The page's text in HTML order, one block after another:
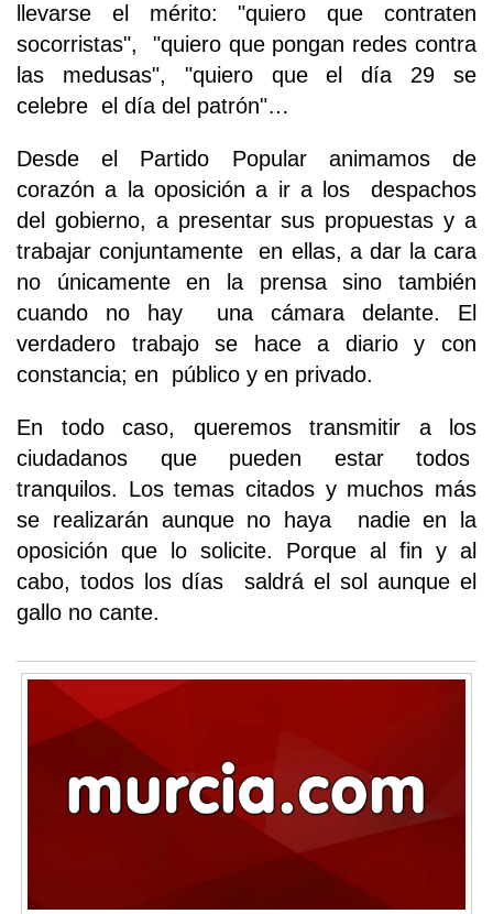
llevarse el mérito: "quiero que contraten
socorristas", "quiero que pongan redes contra
las medusas", "quiero que el día 29 se
celebre el día del patrón"…
Desde el Partido Popular animamos de
corazón a la oposición a ir a los despachos
del gobierno, a presentar sus propuestas y a
trabajar conjuntamente en ellas, a dar la cara
no únicamente en la prensa sino también
cuando no hay una cámara delante. El
verdadero trabajo se hace a diario y con
constancia; en público y en privado.
En todo caso, queremos transmitir a los
ciudadanos que pueden estar todos
tranquilos. Los temas citados y muchos más
se realizarán aunque no haya nadie en la
oposición que lo solicite. Porque al fin y al
cabo, todos los días saldrá el sol aunque el
gallo no cante.